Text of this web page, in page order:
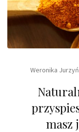
Weronika
masz